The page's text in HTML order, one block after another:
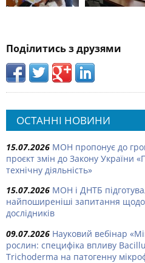
Поділитись з друзями
ОСТАННІ НОВИНИ
15.07.2026 МОН пропонує до
проєкт змін до Закону України
технічну діяльність»
15.07.2026 МОН і ДНТБ
найпоширеніші запитання
дослідників
09.07.2026 Науковий вебінар
рослин: специфіка впливу
Trichoderma на патогенну